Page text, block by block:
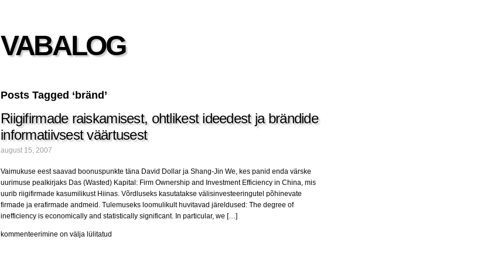
VABALOG
Posts Tagged ‘bränd’
Riigifirmade raiskamisest, ohtlikest ideedest ja brändide
informatiivsest väärtusest
august 15, 2007
Vaimukuse eest saavad boonuspunkte täna David Dollar ja Shang-Jin We, kes panid enda värske
uurimuse pealkirjaks Das (Wasted) Kapital: Firm Ownership and Investment Efficiency in China, mis
uurib riigifirmade kasumilikust Hiinas. Võrdluseks kasutatakse välisinvesteeringutel põhinevate
firmade ja erafirmade andmeid. Tulemuseks loomulikult huvitavad järeldused: The degree of
inefficiency is economically and statistically significant. In particular, we […]
Riigifirmade
kommenteerimine on välja lülitatud